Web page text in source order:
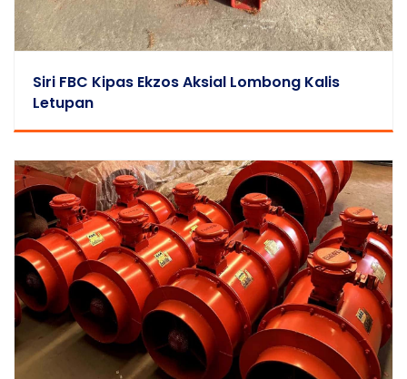
Siri FBC Kipas Ekzos Aksial Lombong Kalis
Letupan